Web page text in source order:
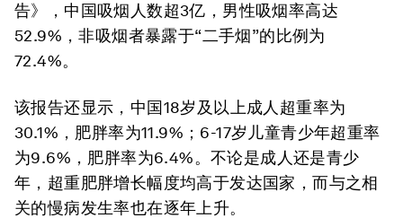
告》，中国吸烟人数超3亿，男性吸烟率高达
52.9%，非吸烟者暴露于“二手烟”的比例为
72.4%。
该报告还显示，中国18岁及以上成人超重率为
30.1%，肥胖率为11.9%；6-17岁儿童青少年超重率
为9.6%，肥胖率为6.4%。不论是成人还是青少
年，超重肥胖增长幅度均高于发达国家，而与之相
关的慢病发生率也在逐年上升。